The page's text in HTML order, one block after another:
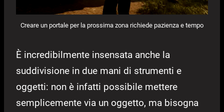
Creare un portale per la prossima zona richiede pazienza e tempo
È incredibilmente insensata anche la
suddivisione in due mani di strumenti e
oggetti: non è infatti possibile mettere
semplicemente via un oggetto, ma bisogna